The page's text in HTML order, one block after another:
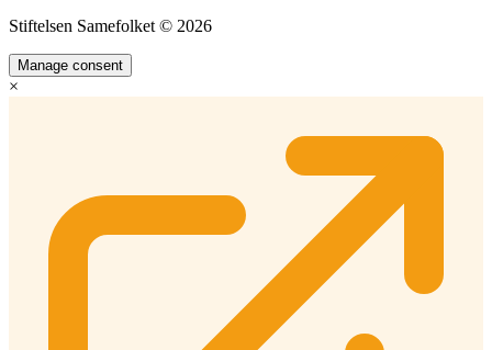
Stiftelsen Samefolket © 2026
Manage consent
×